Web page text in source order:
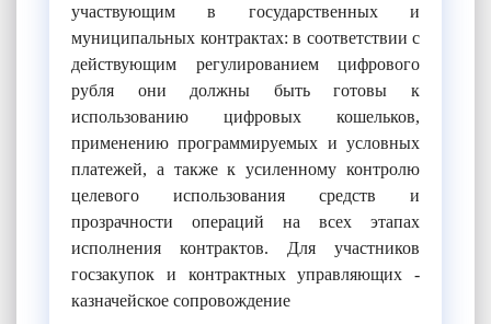
участвующим в государственных и
муниципальных контрактах: в соответствии с
действующим регулированием цифрового
рубля они должны быть готовы к
использованию цифровых кошельков,
применению программируемых и условных
платежей, а также к усиленному контролю
целевого использования средств и
прозрачности операций на всех этапах
исполнения контрактов. Для участников
госзакупок и контрактных управляющих -
казначейское сопровождение